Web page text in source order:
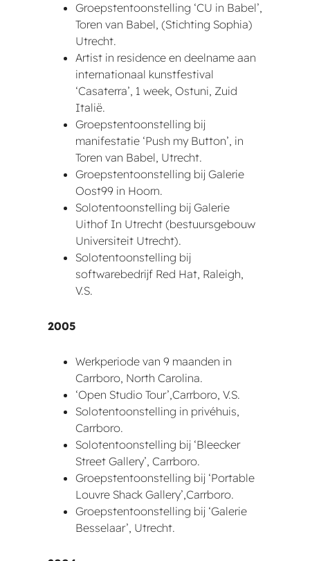
Groepstentoonstelling ‘CU in Babel’,
Toren van Babel, (Stichting Sophia)
Utrecht.
Artist in residence en deelname aan
internationaal kunstfestival
‘Casaterra’, 1 week, Ostuni, Zuid
Italië.
Groepstentoonstelling bij
manifestatie ‘Push my Button’, in
Toren van Babel, Utrecht.
Groepstentoonstelling bij Galerie
Oost99 in Hoorn.
Solotentoonstelling bij Galerie
Uithof In Utrecht (bestuursgebouw
Universiteit Utrecht).
Solotentoonstelling bij
softwarebedrijf Red Hat, Raleigh,
V.S.
2005
Werkperiode van 9 maanden in
Carrboro, North Carolina.
‘Open Studio Tour’,Carrboro, V.S.
Solotentoonstelling in privéhuis,
Carrboro.
Solotentoonstelling bij ‘Bleecker
Street Gallery’, Carrboro.
Groepstentoonstelling bij ‘Portable
Louvre Shack Gallery’,Carrboro.
Groepstentoonstelling bij ‘Galerie
Besselaar’, Utrecht.